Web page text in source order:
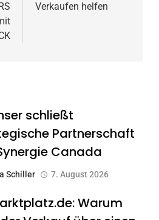
Verkaufen helfen
schließt
Partnerschaft
Canada
Schiller 7. August 2026
Warum